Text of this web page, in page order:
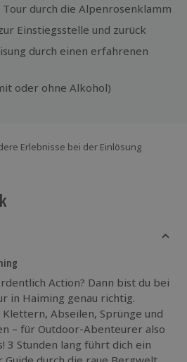
Tour durch die Alpenrosenklamm
Einstiegsstelle und zurück
durch einen erfahrenen
oder ohne Alkohol)
Erlebnisse bei der Einlösung
Action? Dann bist du bei
in Haiming genau richtig.
Abseilen, Sprünge und
– für Outdoor-Abenteurer also
3 Stunden lang führt dich ein